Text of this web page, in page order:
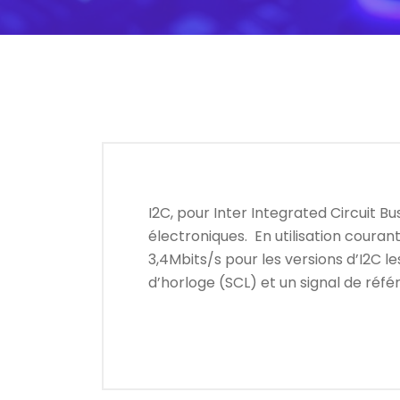
I2C, pour Inter Integrated Circuit
électroniques. En utilisation
3,4Mbits/s pour les versions d’I2C
d’horloge (SCL) et un signal de